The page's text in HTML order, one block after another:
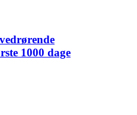
1000 dage